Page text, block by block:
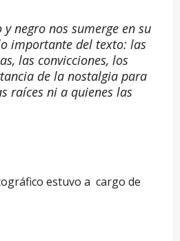
negro nos sumerge en su
importante del texto: las
las convicciones, los
de la nostalgia para
raíces ni a quienes las
estuvo a cargo de